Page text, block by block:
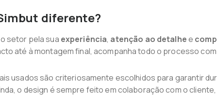
diferente?
setor pela sua experiência, atenção ao detalhee
até à montagem final, acompanha todo o processo
usados são criteriosamente escolhidos para garantir
o design é sempre feito em colaboração com o